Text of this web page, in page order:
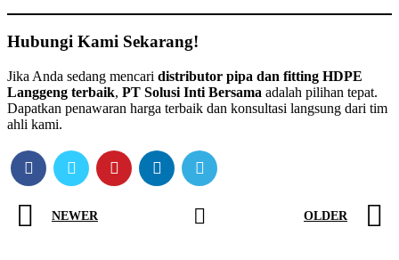
Hubungi Kami Sekarang!
Jika Anda sedang mencari distributor pipa dan fitting HDPE
Langgeng terbaik, PT Solusi Inti Bersama adalah pilihan tepat.
Dapatkan penawaran harga terbaik dan konsultasi langsung dari tim
ahli kami.
NEWER OLDER